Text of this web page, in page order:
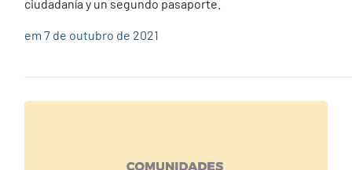
ciudadanía y un segundo pasaporte.
em 7 de outubro de 2021